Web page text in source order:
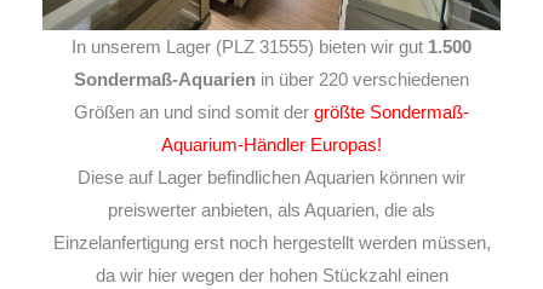
In unserem Lager (PLZ 31555) bieten wir gut 1.500
Sondermaß-Aquarien in über 220 verschiedenen
Größen an und sind somit der größte Sondermaß-
Aquarium-Händler Europas!
Diese auf Lager befindlichen Aquarien können wir
preiswerter anbieten, als Aquarien, die als
Einzelanfertigung erst noch hergestellt werden müssen,
da wir hier wegen der hohen Stückzahl einen